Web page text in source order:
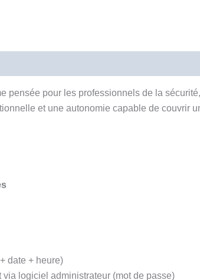
pensée pour les professionnels de la
et une autonomie capable de couvrir
date + heure)
logiciel administrateur (mot de passe)